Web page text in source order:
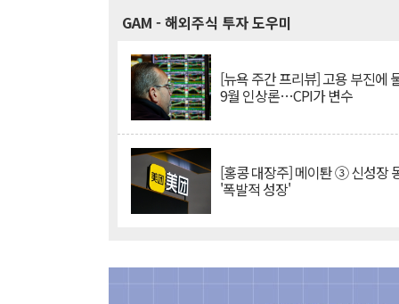
GAM - 해외주식 투자 도우미
[뉴욕 주간 프리뷰] 고용 부진에
9월 인상론…CPI가 변수
[홍콩 대장주] 메이퇀 ③ 신성장
'폭발적 성장'